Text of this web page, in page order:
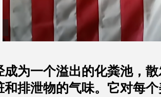
成为一个溢出的化粪池，
和排泄物的气味。它对每